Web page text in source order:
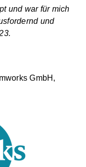
und war für mich
und
GmbH,